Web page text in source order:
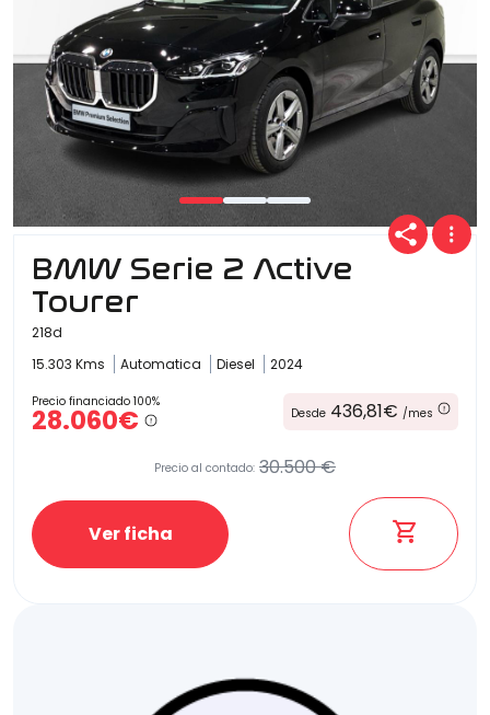
BMW Serie 2 Active
Tourer
218d
15.303 Kms
Automatica Diesel 2024
Precio financiado 100%
28.060€ Desde 436,81€ /mes
Precio al contado: 30.500 €
Ver ficha